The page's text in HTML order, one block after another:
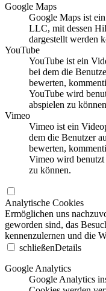
Google Maps
Google Maps ist
LLC, mit dessen
dargestellt werden
YouTube
YouTube ist ein
bei dem die
bewerten,
YouTube wird
abspielen zu
Vimeo
Vimeo ist ein
dem die Benutzer
bewerten,
Vimeo wird benutzt
zu können.
Analytische Cookies
Ermöglichen uns
geworden sind, das
kennenzulernen und die
schließenDetails
Google Analytics
Google Analytics